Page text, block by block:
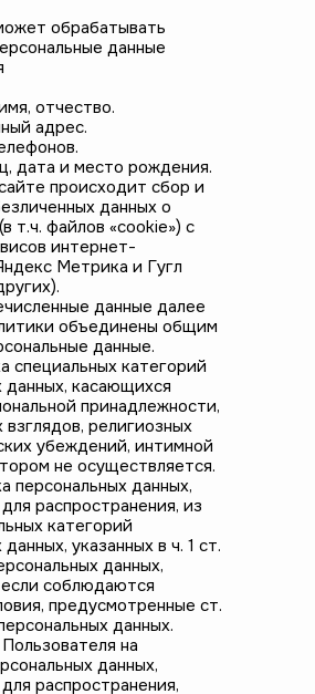
обрабатывать
данные
отчество.
адрес.
дата и место рождения.
происходит сбор и
данных о
т.ч. файлов «cookie») с
интернет-
Метрика и Гугл
данные далее
объединены общим
данные.
специальных категорий
данных, касающихся
принадлежности,
взглядов, религиозных
убеждений, интимной
не осуществляется.
персональных данных,
распространения, из
категорий
указанных в ч. 1 ст.
данных,
соблюдаются
предусмотренные ст.
данных.
на
данных,
распространения,